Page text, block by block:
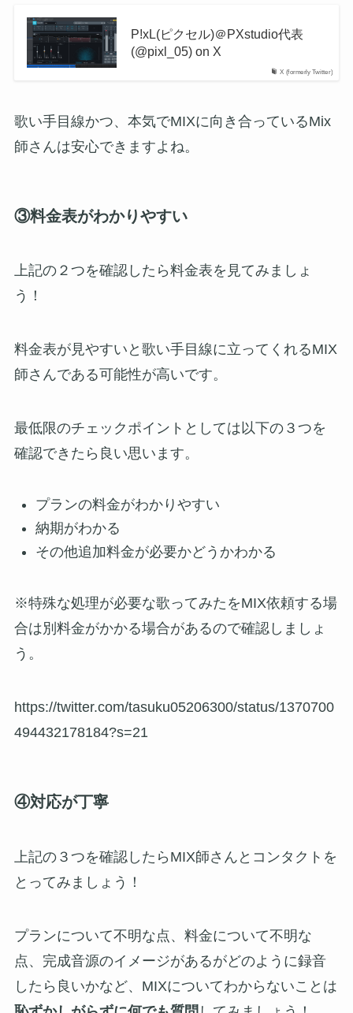
X (formerly Twitter)
P!xL(ピクセル)＠PXstudio代表
(@pixl_05) on X
歌い手目線かつ、本気でMIXに向き合っているMix
師さんは安心できますよね。
③料金表がわかりやすい
上記の２つを確認したら料金表を見てみましょ
う！
料金表が見やすいと歌い手目線に立ってくれるMIX
師さんである可能性が高いです。
最低限のチェックポイントとしては以下の３つを
確認できたら良い思います。
プランの料金がわかりやすい
納期がわかる
その他追加料金が必要かどうかわかる
※特殊な処理が必要な歌ってみたをMIX依頼する場
合は別料金がかかる場合があるので確認しましょ
う。
https://twitter.com/tasuku05206300/status/1370700
494432178184?s=21
④対応が丁寧
上記の３つを確認したらMIX師さんとコンタクトを
とってみましょう！
プランについて不明な点、料金について不明な
点、完成音源のイメージがあるがどのように録音
したら良いかなど、MIXについてわからないことは